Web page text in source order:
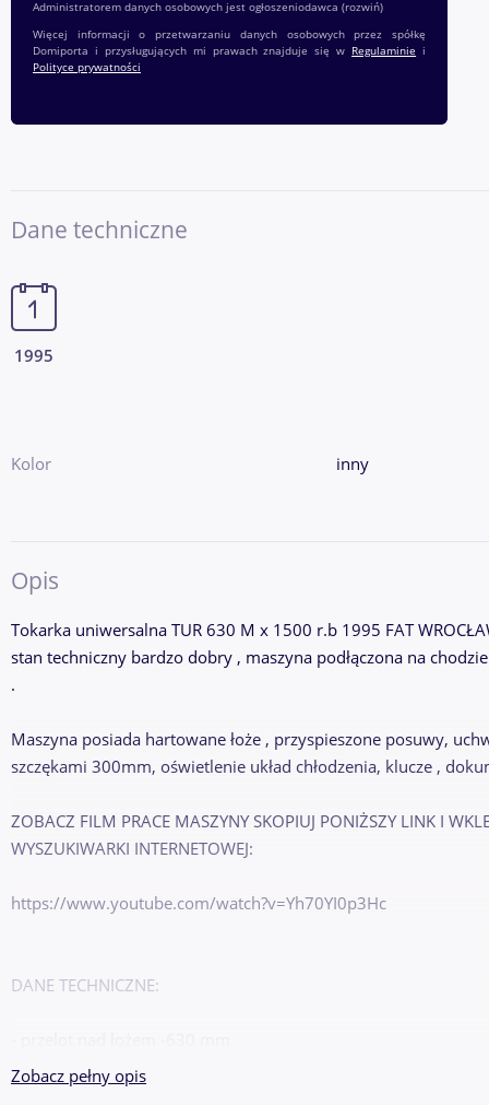
Administratorem danych osobowych jest ogłoszeniodawca (rozwiń)
Więcej informacji o przetwarzaniu danych osobowych przez spółkę
Domiporta i przysługujących mi prawach znajduje się w Regulaminie i
Polityce prywatności
Dane techniczne
1995
Kolor inny
Opis
Tokarka uniwersalna TUR 630 M x 1500 r.b 1995 FAT
stan techniczny bardzo dobry , maszyna podłączona na
.
Maszyna posiada hartowane łoże , przyspieszone posuwy,
szczękami 300mm, oświetlenie układ chłodzenia, klucze ,
ZOBACZ FILM PRACE MASZYNY SKOPIUJ PONIŻSZY LINK I
WYSZUKIWARKI INTERNETOWEJ:
https://www.youtube.com/watch?v=Yh70YI0p3Hc
DANE TECHNICZNE:
- przelot nad suportem -370 mm
Zobacz pełny opis